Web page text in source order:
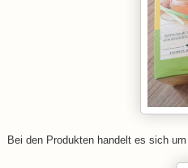
Bei den Produkten handelt es sich